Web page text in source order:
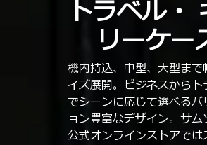
トラベル・
リーケー
機内持込、中型、大型まで
イズ展開。ビジネスからト
でシーンに応じて選べるバ
ョン豊富なデザイン。サム
公式オンラインストアでは